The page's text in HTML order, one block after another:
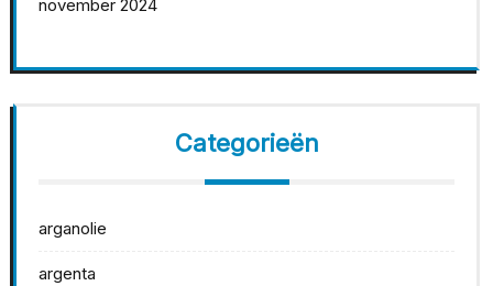
november 2024
Categorieën
arganolie
argenta